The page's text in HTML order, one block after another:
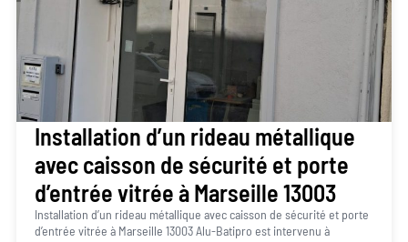
Installation d’un rideau métallique
avec caisson de sécurité et porte
d’entrée vitrée à Marseille 13003
Installation d’un rideau métallique avec caisson de sécurité et porte
d’entrée vitrée à Marseille 13003 Alu-Batipro est intervenu à